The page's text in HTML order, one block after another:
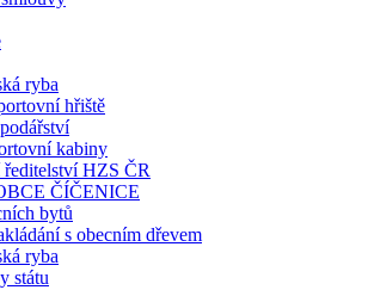
ryba
hřiště
kabiny
HZS ČR
ČÍČENICE
bytů
s obecním dřevem
ryba
státu